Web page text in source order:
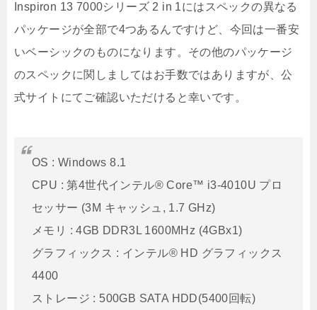
Inspiron 13 7000シリーズ 2 in 1にはスペックの異なる
パッケージが全部で4つあるんですけど、今回は一番安
いベーシックのものになります。その他のパッケージ
のスペックに関しましてはお手数ではありますが、公
式サイトにてご確認いただけると幸いです。
OS : Windows 8.1
CPU : 第4世代インテル® Core™ i3-4010U プロ
セッサー (3M キャッシュ, 1.7 GHz)
メモリ : 4GB DDR3L 1600MHz (4GBx1)
グラフィックス : インテル® HD グラフィックス
4400
ストレージ : 500GB SATA HDD(5400回転)